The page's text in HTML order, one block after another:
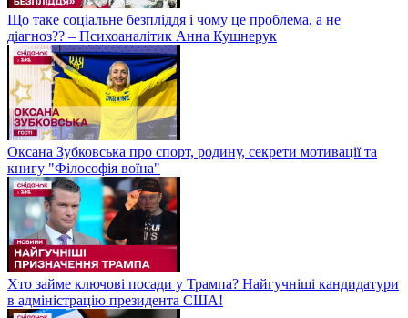
Що таке соціальне безпліддя і чому це проблема, а не
діагноз?? – Психоаналітик Анна Кушнерук
Оксана Зубковська про спорт, родину, секрети мотивації та
книгу "Філософія воїна"
Хто займе ключові посади у Трампа? Найгучніші кандидатури
в адміністрацію президента США!